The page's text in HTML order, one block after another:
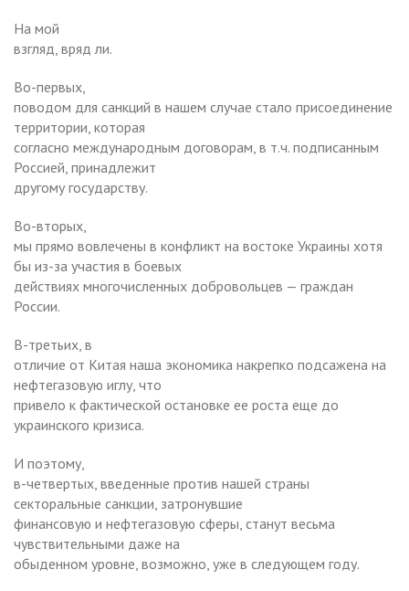
На мой
взгляд, вряд ли.
Во-первых,
поводом для санкций в нашем случае стало присоединение
территории, которая
согласно международным договорам, в т.ч. подписанным
Россией, принадлежит
другому государству.
Во-вторых,
мы прямо вовлечены в конфликт на востоке Украины хотя
бы из-за участия в боевых
действиях многочисленных добровольцев — граждан
России.
В-третьих, в
отличие от Китая наша экономика накрепко подсажена на
нефтегазовую иглу, что
привело к фактической остановке ее роста еще до
украинского кризиса.
И поэтому,
в-четвертых, введенные против нашей страны
секторальные санкции, затронувшие
финансовую и нефтегазовую сферы, станут весьма
чувствительными даже на
обыденном уровне, возможно, уже в следующем году.